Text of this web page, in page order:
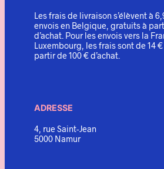
Les frais de livraison s’élèvent à
envois en Belgique, gratuits à
d’achat. Pour les envois vers la
Luxembourg, les frais sont de 14
partir de 100 € d’achat.
ADRESSE
4, rue Saint-Jean
5000 Namur